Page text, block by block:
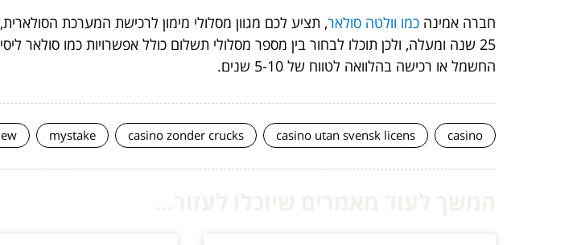
חברה אמינה כמו וולטה סולאר, תציע לכם מגוון מסלולי מימון לרכישת המערכת
25 שנה ומעלה, ולכן תוכלו לבחור בין מספר מסלולי תשלום כולל אפשרויות כמו
החשמל או רכישה בהלוואה לטווח של 5-10 שנים.
casino
casino utan svensk licens
casino zonder crucks
mystake